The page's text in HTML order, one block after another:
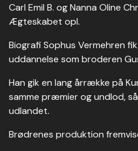
Carl Emil B. og Nanna Oline
Ægteskabet opl.
Biografi Sophus Vermehren
uddannelse som broderen
Han gik en lang årrække på
samme præmier og undlod,
udlandet.
Brødrenes produktion